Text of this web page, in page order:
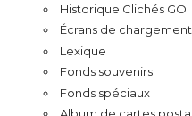
Historique Clichés GO
Écrans de chargement
Lexique
Fonds souvenirs
Fonds spéciaux